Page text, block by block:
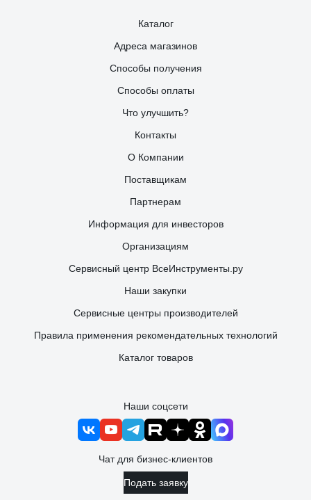
Каталог
Адреса магазинов
Способы получения
Способы оплаты
Что улучшить?
Контакты
О Компании
Поставщикам
Партнерам
Информация для инвесторов
Организациям
Сервисный центр ВсеИнструменты.ру
Наши закупки
Сервисные центры производителей
Правила применения рекомендательных технологий
Каталог товаров
Наши соцсети
Чат для бизнес-клиентов
Подать заявку